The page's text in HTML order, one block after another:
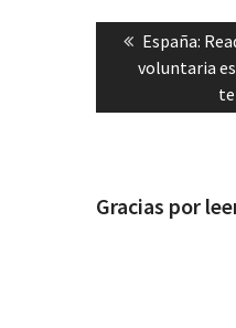
Navegación
Previous
post:
España:
voluntaria
Gracias por